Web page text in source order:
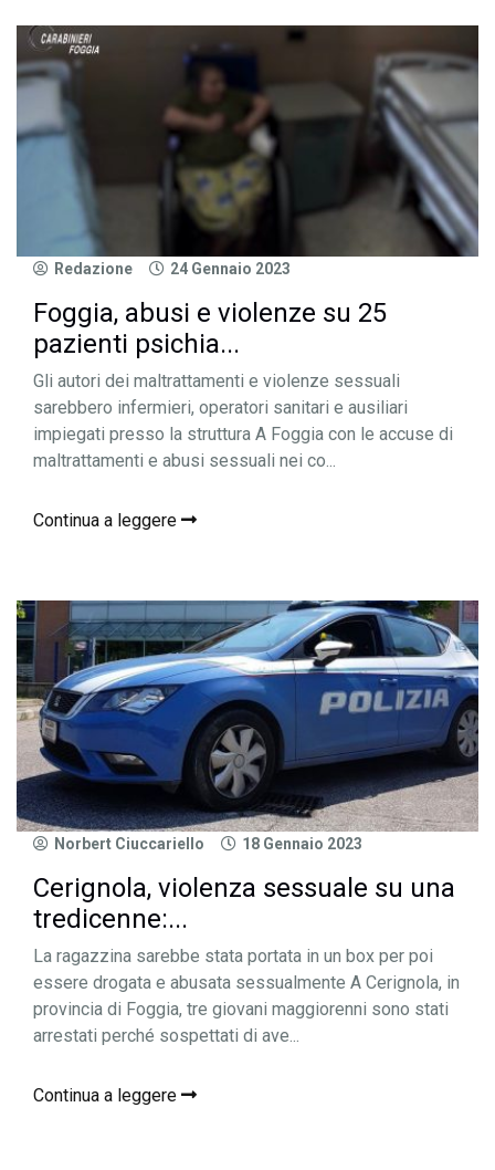
Redazione 24 Gennaio 2023
Foggia, abusi e violenze su 25
pazienti psichia...
Gli autori dei maltrattamenti e violenze sessuali
sarebbero infermieri, operatori sanitari e ausiliari
impiegati presso la struttura A Foggia con le accuse di
maltrattamenti e abusi sessuali nei co...
Continua a leggere
Norbert Ciuccariello 18 Gennaio 2023
Cerignola, violenza sessuale su una
tredicenne:...
La ragazzina sarebbe stata portata in un box per poi
essere drogata e abusata sessualmente A Cerignola, in
provincia di Foggia, tre giovani maggiorenni sono stati
arrestati perché sospettati di ave...
Continua a leggere